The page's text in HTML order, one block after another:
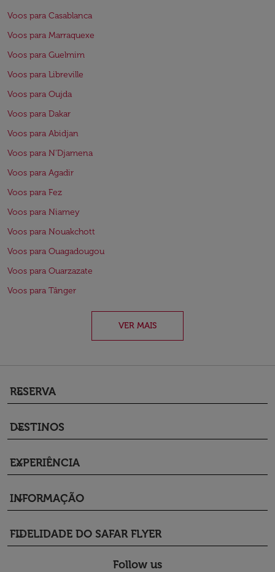
Voos para Casablanca
Voos para Marraquexe
Voos para Guelmim
Voos para Libreville
Voos para Oujda
Voos para Dakar
Voos para Abidjan
Voos para N'Djamena
Voos para Agadir
Voos para Fez
Voos para Niamey
Voos para Nouakchott
Voos para Ouagadougou
Voos para Ouarzazate
Voos para Tânger
VER MAIS
RESERVA
keyboard_arrow_down
DESTINOS
keyboard_arrow_down
EXPERIÊNCIA
keyboard_arrow_down
INFORMAÇÃO
keyboard_arrow_down
FIDELIDADE DO SAFAR FLYER
keyboard_arrow_down
Follow us